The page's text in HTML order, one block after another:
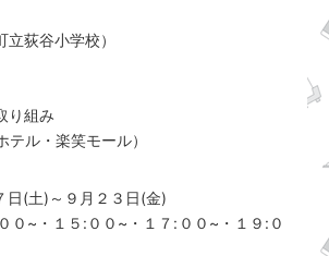
荻谷小学校）
り組み
ル・楽笑モール）
(土)～９月２３日(金)
０~・１５:００~・１７:００~・１９:０